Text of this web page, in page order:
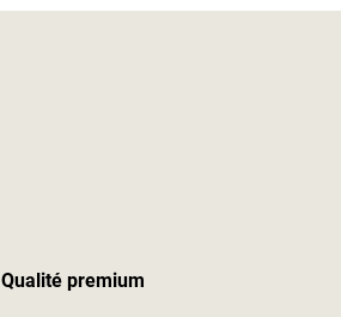
Qualité premium